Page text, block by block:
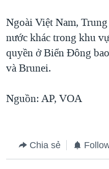
Ngoài Việt Nam,
nước khác trong khu
quyền ở Biển Đông
và Brunei.
Nguồn: AP, VOA
Chia sẻ